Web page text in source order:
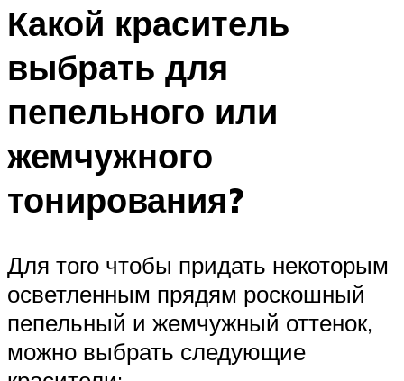
Какой краситель
выбрать для
пепельного или
жемчужного
тонирования?
Для того чтобы придать некоторым
осветленным прядям роскошный
пепельный и жемчужный оттенок,
можно выбрать следующие